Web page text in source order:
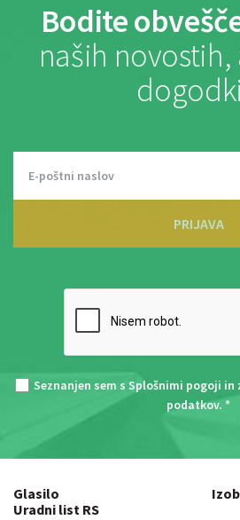
Bodite
naših
PRIJAVA
Seznanjen sem s Splošnimi pogoji in
podatkov. *
Glasilo
Uradni list RS